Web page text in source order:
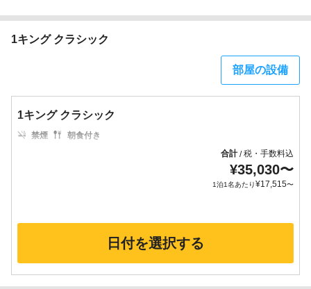
1キング クラシック
部屋の設備
1キング クラシック
禁煙
朝食付き
合計/税・手数料込
¥35,030〜
1泊1名あたり¥17,515〜
日付を選択する